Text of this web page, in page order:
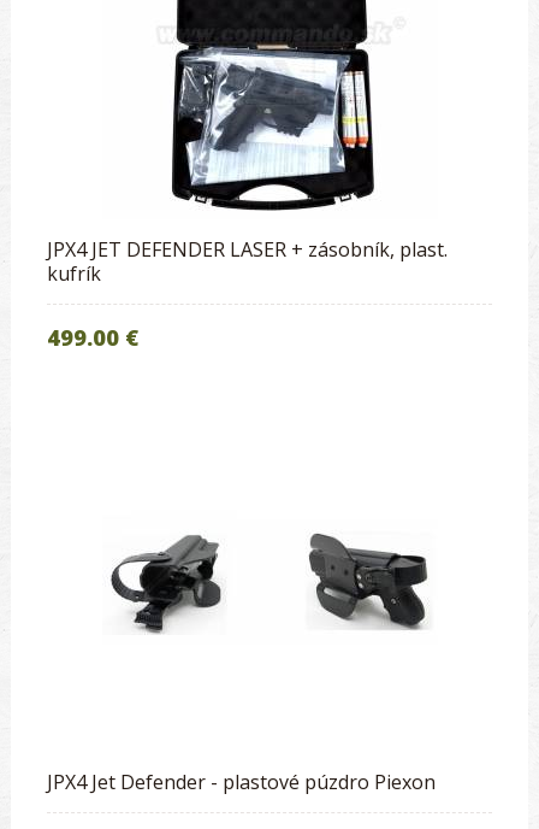
JPX4 JET DEFENDER LASER + zásobník, plast.
kufrík
499.00 €
JPX4 Jet Defender - plastové púzdro Piexon